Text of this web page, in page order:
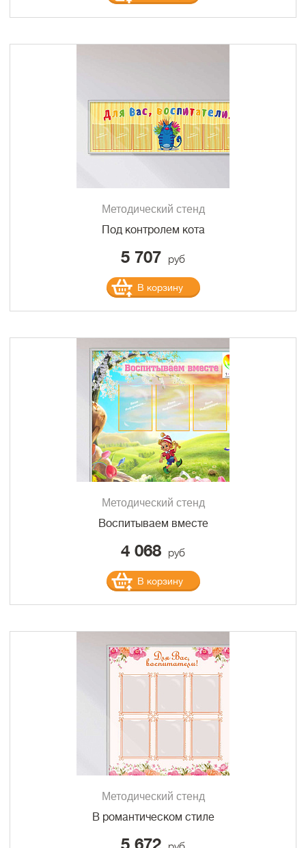
Методический стенд
Под контролем кота
5 707 руб
В корзину
Методический стенд
Воспитываем вместе
4 068 руб
В корзину
Методический стенд
В романтическом стиле